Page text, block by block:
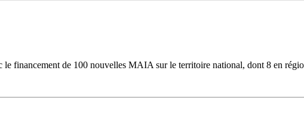
financement de 100 nouvelles MAIA sur le territoire national, dont 8 en